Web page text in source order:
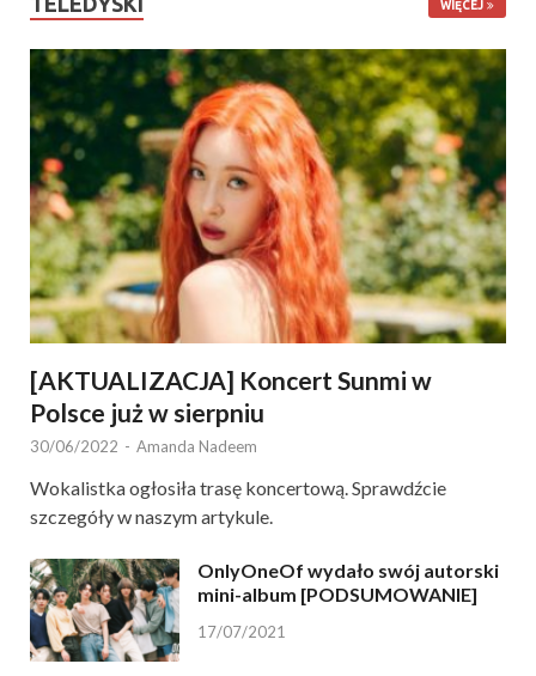
WIĘCEJ
[AKTUALIZACJA] Koncert Sunmi w
Polsce już w sierpniu
30/06/2022 - Amanda Nadeem
Wokalistka ogłosiła trasę koncertową. Sprawdźcie
szczegóły w naszym artykule.
OnlyOneOf wydało swój autorski
mini-album [PODSUMOWANIE]
17/07/2021